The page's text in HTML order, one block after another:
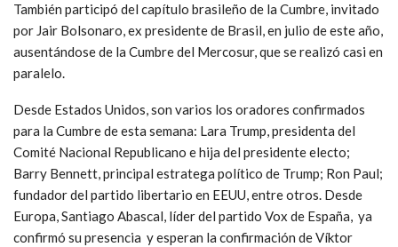
También participó del capítulo brasileño de la Cumbre, invitado
por Jair Bolsonaro, ex presidente de Brasil, en julio de este año,
ausentándose de la Cumbre del Mercosur, que se realizó casi en
paralelo.
Desde Estados Unidos, son varios los oradores confirmados
para la Cumbre de esta semana: Lara Trump, presidenta del
Comité Nacional Republicano e hija del presidente electo;
Barry Bennett, principal estratega político de Trump; Ron Paul;
fundador del partido libertario en EEUU, entre otros. Desde
Europa, Santiago Abascal, líder del partido Vox de España, ya
confirmó su presencia y esperan la confirmación de Víktor